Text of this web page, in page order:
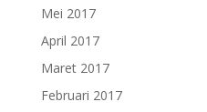
Mei 2017
April 2017
Maret 2017
Februari 2017